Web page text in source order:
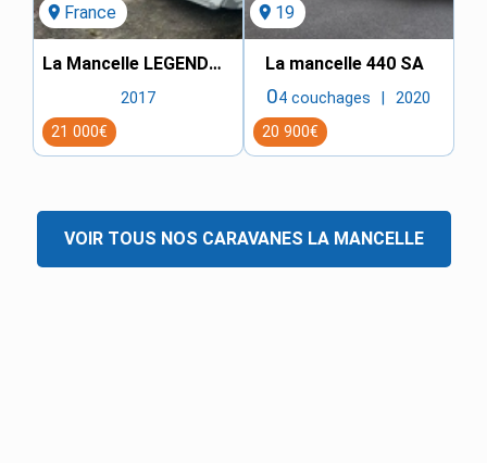
location_on France
La Mancelle LEGENDE 440 2017
2017
21 000€
location_on 19
La mancelle 440 SA
04 couchages
2020
20 900€
VOIR TOUS NOS CARAVANES LA MANCELLE